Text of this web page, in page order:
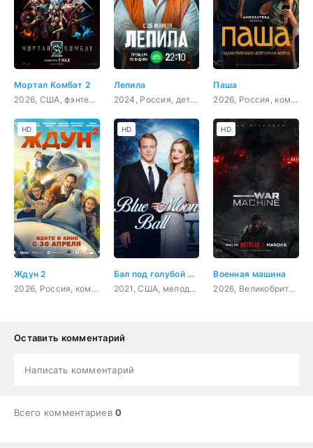
Мортал Комбат 2
2026, США, фэнтези, боевик, фантастика
Лепила
2024, Россия, детектив, криминал
Паша
2026, Россия, комедия, драма
Ждун 2
2026, Россия, комедия, семейный, фэнтези, фантастика
HD
Бал под голубой луной
2021, США, мелодрама
HD
Военная машина
2026, Великобритания, Австралия, Новая Зеландия, США, фантастика, боевик
HD
Оставить комментарий
Написать комментарий
Всего комментариев0